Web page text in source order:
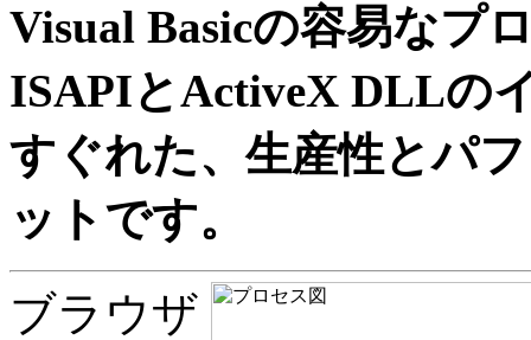
Visual Basicの容易なプ
ISAPIとActiveX DLLの
すぐれた、生産性とパ
ットです。
ブラウザ